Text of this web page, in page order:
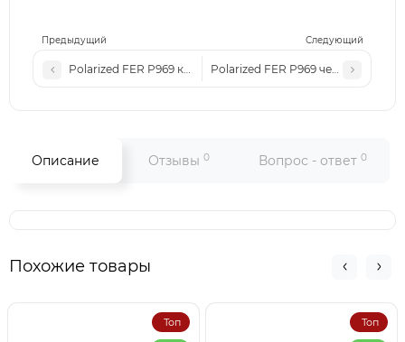
Предыдущий Следующий
Polarized FER P969 коричневые-матовые
Polarized FER P969 черные-
Описание Отзывы 0 Вопрос - ответ 0
Похожие товары
Топ Топ